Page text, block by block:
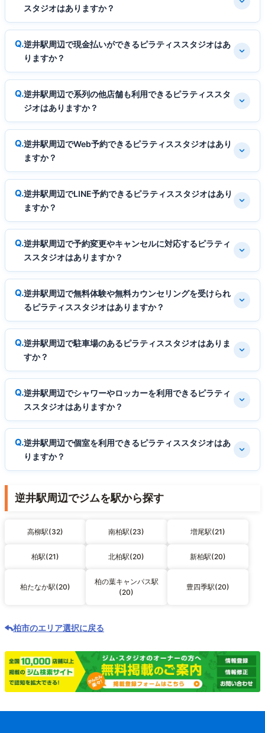
スタジオはありますか？
逆井駅周辺で現金払いができるピラティススタジオはあ
りますか？
逆井駅周辺で系列の他店舗も利用できるピラティススタ
ジオはありますか？
逆井駅周辺でWeb予約できるピラティススタジオはあり
ますか？
逆井駅周辺でLINE予約できるピラティススタジオはあり
ますか？
逆井駅周辺で予約変更やキャンセルに対応するピラティ
ススタジオはありますか？
逆井駅周辺で無料体験や無料カウンセリングを受けられ
るピラティススタジオはありますか？
逆井駅周辺で駐車場のあるピラティススタジオはありま
すか？
逆井駅周辺でシャワーやロッカーを利用できるピラティ
ススタジオはありますか？
逆井駅周辺で個室を利用できるピラティススタジオはあ
りますか？
逆井駅周辺でジムを駅から探す
高柳駅(32) 南柏駅(23) 増尾駅(21)
柏駅(21) 北柏駅(20) 新柏駅(20)
柏たなか駅(20)
柏の葉キャンパス駅
(20)
豊四季駅(20)
柏市のエリア選択に戻る